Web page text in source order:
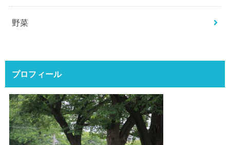
野菜
プロフィール